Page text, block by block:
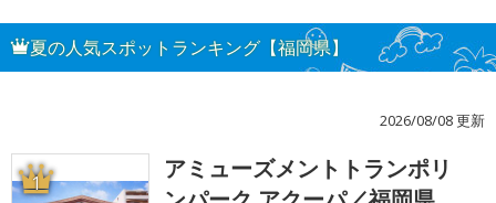
夏の人気スポットランキング【福岡県】
2026/08/08 更新
1
アミューズメントトランポリ